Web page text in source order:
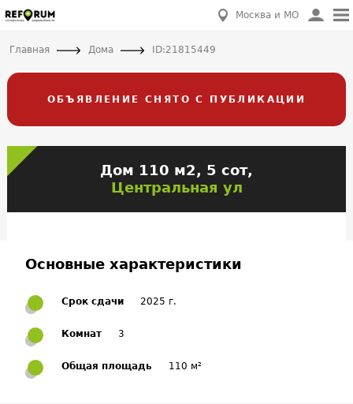
Москва и МО
Главная Дома ID:21815449
ОБЪЯВЛЕНИЕ СНЯТО С ПУБЛИКАЦИИ
Дом 110 м2, 5 сот,
Центральная ул
Основные характеристики
Срок сдачи 2025 г.
Комнат 3
Общая площадь 110 м²